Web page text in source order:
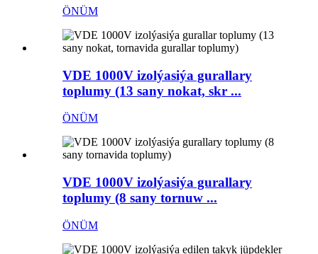
ÖNÜM
VDE 1000V izolýasiýa gurallary
toplumy (13 sany nokat, skr ...
ÖNÜM
VDE 1000V izolýasiýa gurallary
toplumy (8 sany tornuw ...
ÖNÜM